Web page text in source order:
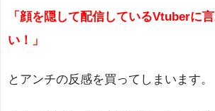
「顔を隠して配信しているVtuberに
い！」
とアンチの反感を買ってしまいます。